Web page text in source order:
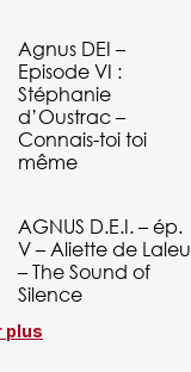
Agnus DEI –
Episode VI :
Stéphanie
d’Oustrac –
Connais-toi toi
même
AGNUS D.E.I. – ép.
V – Aliette de Laleu
– The Sound of
Silence
plus